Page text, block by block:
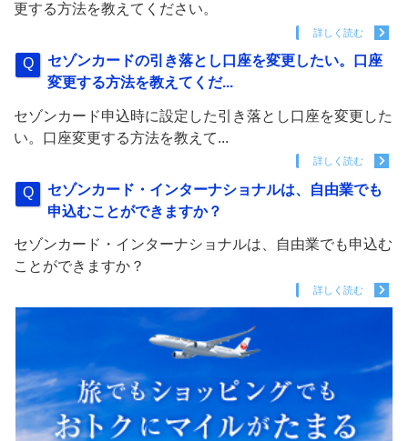
更する方法を教えてください。
詳しく読む
セゾンカードの引き落とし口座を変更したい。口座
変更する方法を教えてくだ...
セゾンカード申込時に設定した引き落とし口座を変更した
い。口座変更する方法を教えて...
詳しく読む
セゾンカード・インターナショナルは、自由業でも
申込むことができますか？
セゾンカード・インターナショナルは、自由業でも申込む
ことができますか？
詳しく読む